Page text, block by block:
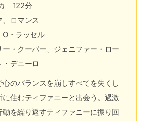
122分
、ロマンス
O・ラッセル
ー・クーパー、ジェニファー・ロー
・デニーロ
のバランスを崩しすべてを失くし
に住むティファニーと出会う。過激
動を繰り返すティファニーに振り回